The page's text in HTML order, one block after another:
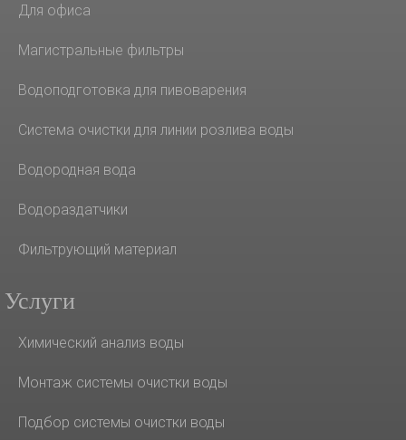
Для офиса
Магистральные фильтры
Водоподготовка для пивоварения
Система очистки для линии розлива воды
Водородная вода
Водораздатчики
Фильтрующий материал
Услуги
Химический анализ воды
Монтаж системы очистки воды
Подбор системы очистки воды